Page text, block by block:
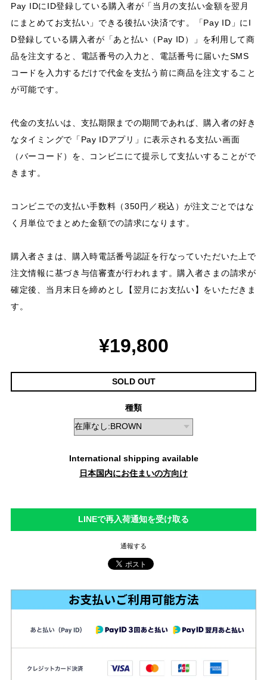
Pay IDにID登録している購入者が「当月の支払い金額を翌月
にまとめてお支払い」できる後払い決済です。「Pay ID」にI
D登録している購入者が「あと払い（Pay ID）」を利用して商
品を注文すると、電話番号の入力と、電話番号に届いたSMS
コードを入力するだけで代金を支払う前に商品を注文すること
が可能です。
代金の支払いは、支払期限までの期間であれば、購入者の好き
なタイミングで「Pay IDアプリ」に表示される支払い画面
（バーコード）を、コンビニにて提示して支払いすることがで
きます。
コンビニでの支払い手数料（350円／税込）が注文ごとではな
く月単位でまとめた金額での請求になります。
購入者さまは、購入時電話番号認証を行なっていただいた上で
注文情報に基づき与信審査が行われます。購入者さまの請求が
確定後、当月末日を締めとし【翌月にお支払い】をいただきま
す。
¥19,800
SOLD OUT
種類
International shipping available
日本国内にお住まいの方向け
LINEで再入荷通知を受け取る
通報する